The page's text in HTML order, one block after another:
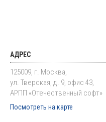
АДРЕС
125009, г. Москва,
ул. Тверская, д. 9, офис 43,
АРПП «Отечественный софт»
Посмотреть на карте